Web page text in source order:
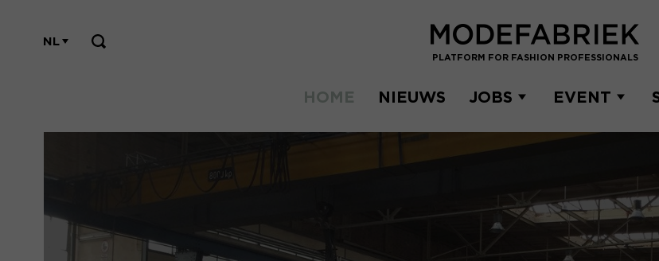
PLATFORM FOR FASHION PROFESSIONALS
NL
HOME NIEUWS JOBS EVENT